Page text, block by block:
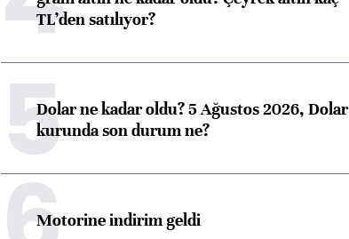
TL’den satılıyor?
5Dolar ne kadar oldu? 5 Ağustos 2026, Dolar
kurunda son durum ne?
Motorine indirim geldi